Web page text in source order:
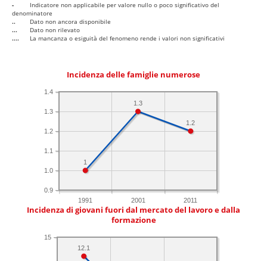
-
Indicatore non applicabile per valore nullo o poco significativo del
denominatore
..
Dato non ancora disponibile
...
Dato non rilevato
....
La mancanza o esiguità del fenomeno rende i valori non significativi
Incidenza delle famiglie numerose
1991 2001 2011
0.9
1.0
1.1
1.2
1.3
1.4
1.2
1.3
1
Incidenza di giovani fuori dal mercato del lavoro e dalla
formazione
15
12.1